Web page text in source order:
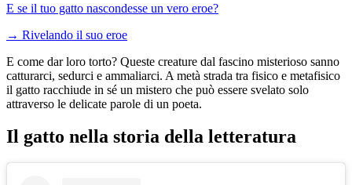
E se il tuo gatto nascondesse un vero eroe?
→ Rivelando il suo eroe
E come dar loro torto? Queste creature dal fascino misterioso sanno
catturarci, sedurci e ammaliarci. A metà strada tra fisico e metafisico
il gatto racchiude in sé un mistero che può essere svelato solo
attraverso le delicate parole di un poeta.
Il gatto nella storia della letteratura